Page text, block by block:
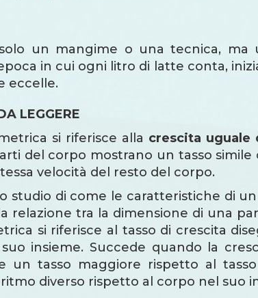
un mangime o una tecnica, ma
in cui ogni litro di latte conta,
eccelle.
LEGGERE
si riferisce alla crescita
del corpo mostrano un tasso
velocità del resto del corpo.
studio di come le caratteristiche di
relazione tra la dimensione di una
si riferisce al tasso di crescita
insieme. Succede quando la
un tasso maggiore rispetto al
diverso rispetto al corpo nel suo